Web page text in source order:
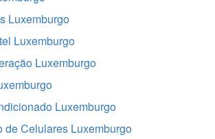
Luxemburgo
Luxemburgo
Luxemburgo
Luxemburgo
de Celulares Luxemburgo